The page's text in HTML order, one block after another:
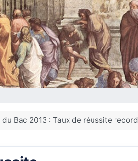
Bac 2013 : Taux de réussite record